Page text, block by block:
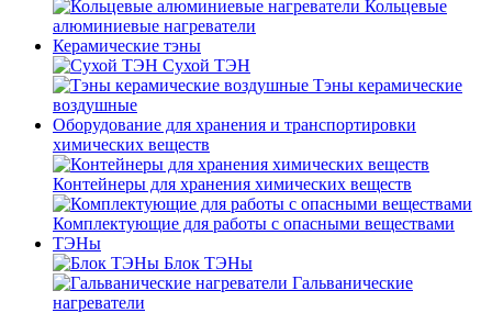
Кольцевые
алюминиевые нагреватели
Керамические тэны
Сухой ТЭН
Тэны керамические
воздушные
Оборудование для хранения и транспортировки
химических веществ
Контейнеры для хранения химических веществ
Комплектующие для работы с опасными веществами
ТЭНы
Блок ТЭНы
Гальванические
нагреватели